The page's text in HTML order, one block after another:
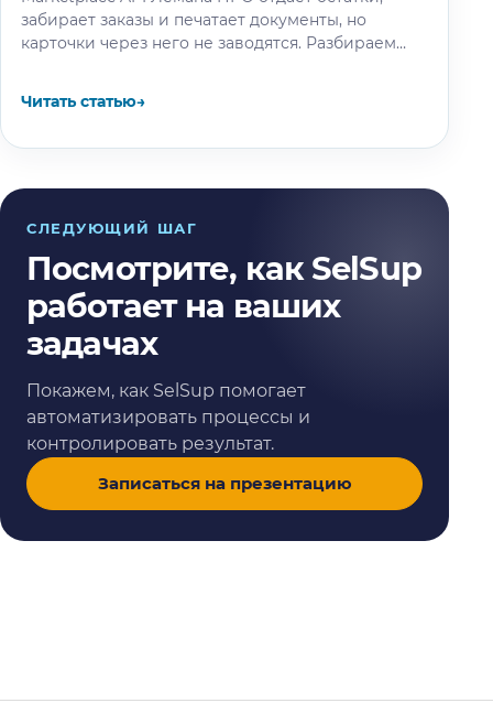
забирает заказы и печатает документы, но
карточки через него не заводятся. Разбираем
Читать статью→
СЛЕДУЮЩИЙ ШАГ
Посмотрите, как SelSup
работает на ваших
задачах
Покажем, как SelSup помогает
автоматизировать процессы и
контролировать результат.
Записаться на презентацию